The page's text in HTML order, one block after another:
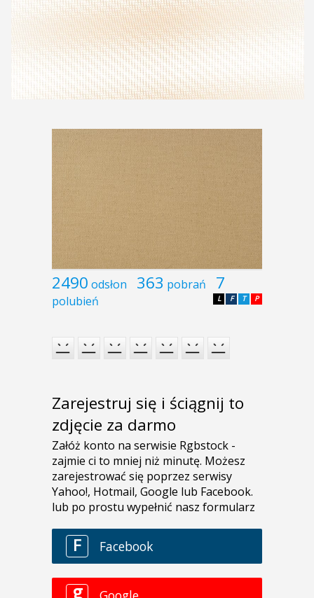
2490 odsłon 363 pobrań 7
polubień P
T
F
L
Zarejestruj się i ściągnij to
zdjęcie za darmo